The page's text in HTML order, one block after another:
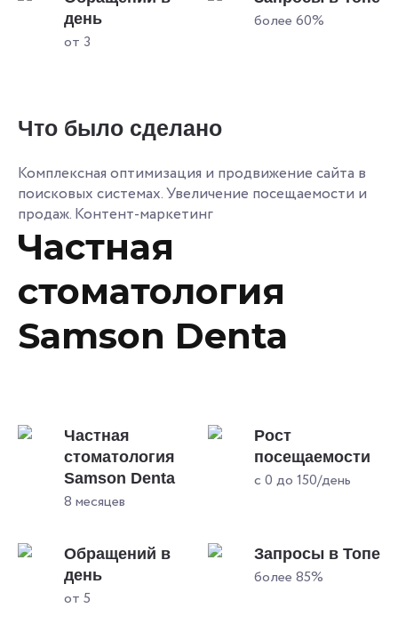
день
от 3
более 60%
Что было сделано
Комплексная оптимизация и продвижение сайта в
поисковых системах. Увеличение посещаемости и
продаж. Контент-маркетинг
Частная
стоматология
Samson Denta
Частная
стоматология
Samson Denta
8 месяцев
Рост
посещаемости
с 0 до 150/день
Обращений в
день
от 5
Запросы в Топе
более 85%